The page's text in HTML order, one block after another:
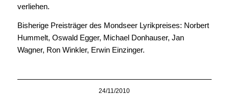
verliehen.
Bisherige Preisträger des Mondseer Lyrikpreises: Norbert
Hummelt, Oswald Egger, Michael Donhauser, Jan
Wagner, Ron Winkler, Erwin Einzinger.
24/11/2010